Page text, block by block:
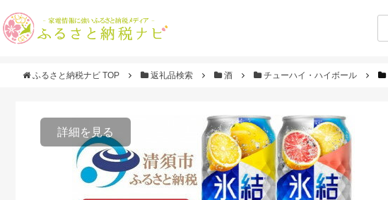
ふるさと納税ナビ TOP 返礼品検索 酒 チューハイ・ハイボール
詳細を見る